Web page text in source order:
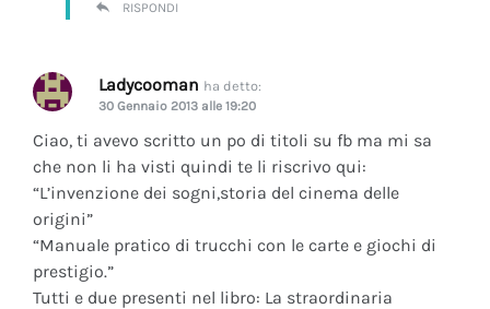
RISPONDI
Ladycooman ha detto:
30 Gennaio 2013 alle 19:20
Ciao, ti avevo scritto un po di titoli su fb ma mi sa
che non li ha visti quindi te li riscrivo qui:
“L’invenzione dei sogni,storia del cinema delle
origini”
“Manuale pratico di trucchi con le carte e giochi di
prestigio.”
Tutti e due presenti nel libro: La straordinaria